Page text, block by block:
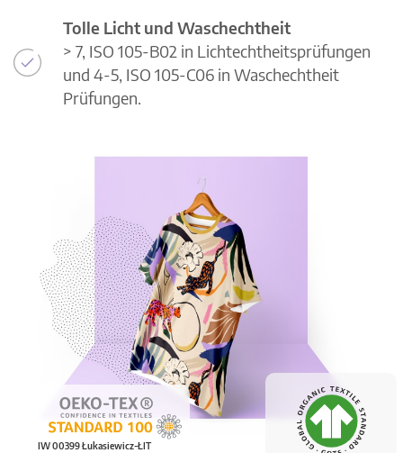
IW 00399 Łukasiewicz-ŁIT
Tolle Licht und Waschechtheit
> 7, ISO 105-B02 in Lichtechtheitsprüfungen
und 4-5, ISO 105-C06 in Waschechtheit
Prüfungen.